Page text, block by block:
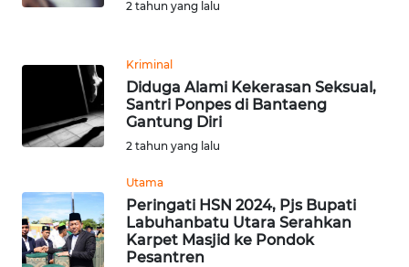
2 tahun yang lalu
Kriminal
Diduga Alami Kekerasan Seksual,
Santri Ponpes di Bantaeng
Gantung Diri
2 tahun yang lalu
Utama
Peringati HSN 2024, Pjs Bupati
Labuhanbatu Utara Serahkan
Karpet Masjid ke Pondok
Pesantren
KALSEL
KALTIM
WN
SULSEL